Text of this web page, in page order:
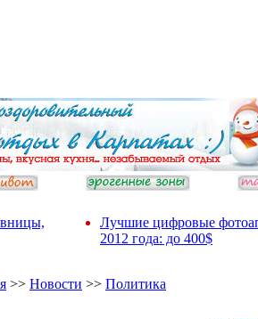
Лучшие цифровые
2012 года: до 400$
>> Новости >> Политика